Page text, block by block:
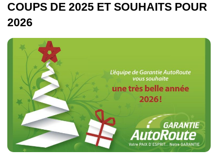
COUPS DE 2025 ET SOUHAITS POUR
2026